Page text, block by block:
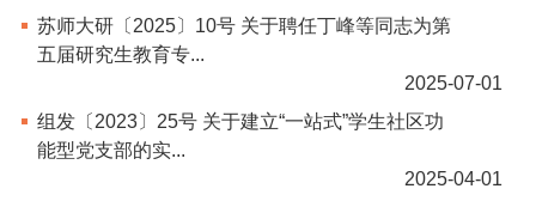
苏师大研〔2025〕10号 关于聘任丁峰等同志为第
五届研究生教育专...
2025-07-01
组发〔2023〕25号 关于建立“一站式”学生社区功
能型党支部的实...
2025-04-01